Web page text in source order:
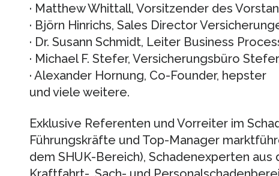
· Matthew Whittall, Vorsitzender des
· Björn Hinrichs, Sales Director
· Dr. Susann Schmidt, Leiter Business
· Michael F. Stefer, Versicherungsbüro
· Alexander Hornung, Co-Founder, hepster
und viele weitere.
Exklusive Referenten und Vorreiter im
Führungskräfte und Top-Manager
dem SHUK-Bereich), Schadenexperten